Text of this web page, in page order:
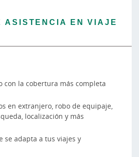
ASISTENCIA EN VIAJE
con la cobertura más completa
en extranjero, robo de equipaje,
localización y más
se adapta a tus viajes y